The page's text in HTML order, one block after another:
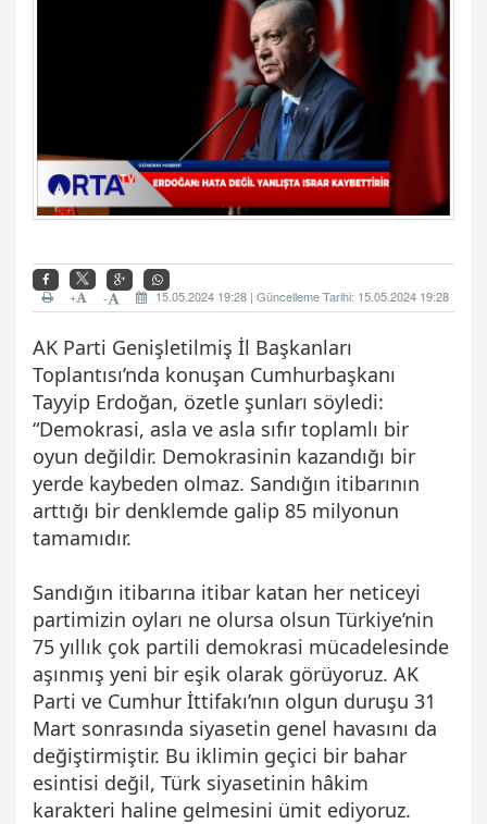
15.05.2024 19:28 | Güncelleme Tarihi: 15.05.2024 19:28
-
+
AK Parti Genişletilmiş İl Başkanları
Toplantısı’nda konuşan Cumhurbaşkanı
Tayyip Erdoğan, özetle şunları söyledi:
“Demokrasi, asla ve asla sıfır toplamlı bir
oyun değildir. Demokrasinin kazandığı bir
yerde kaybeden olmaz. Sandığın itibarının
arttığı bir denklemde galip 85 milyonun
tamamıdır.
Sandığın itibarına itibar katan her neticeyi
partimizin oyları ne olursa olsun Türkiye’nin
75 yıllık çok partili demokrasi mücadelesinde
aşınmış yeni bir eşik olarak görüyoruz. AK
Parti ve Cumhur İttifakı’nın olgun duruşu 31
Mart sonrasında siyasetin genel havasını da
değiştirmiştir. Bu iklimin geçici bir bahar
esintisi değil, Türk siyasetinin hâkim
karakteri haline gelmesini ümit ediyoruz.